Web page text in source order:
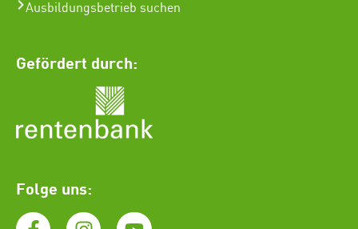
Ausbildungsbetrieb suchen
Gefördert durch:
Folge uns: